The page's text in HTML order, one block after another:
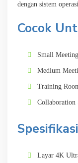
dengan sistem
Cocok
Small
Medium
Training
Collaboration
Layar 4K